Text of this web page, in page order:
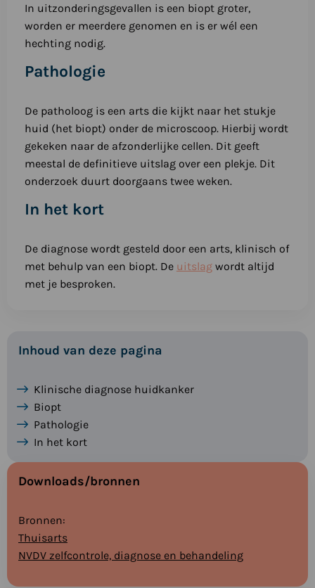
In uitzonderingsgevallen is een biopt groter,
worden er meerdere genomen en is er wél een
hechting nodig.
Pathologie
De patholoog is een arts die kijkt naar het stukje
huid (het biopt) onder de microscoop. Hierbij wordt
gekeken naar de afzonderlijke cellen. Dit geeft
meestal de definitieve uitslag over een plekje. Dit
onderzoek duurt doorgaans twee weken.
In het kort
De diagnose wordt gesteld door een arts, klinisch of
met behulp van een biopt. De uitslagwordt altijd
met je besproken.
Inhoud van deze pagina
Klinische diagnose huidkanker
Biopt
Pathologie
In het kort
Downloads/bronnen
Bronnen:
Thuisarts
NVDV zelfcontrole, diagnose en behandeling